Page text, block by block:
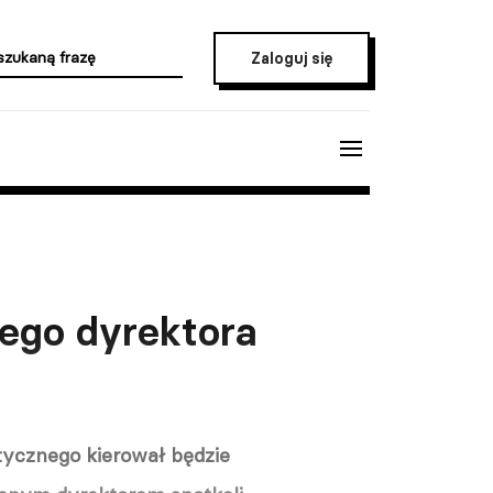
Zaloguj się
dyrektora
kierował będzie